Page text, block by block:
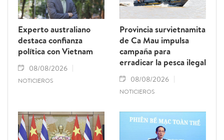
Experto australiano
destaca confianza
política con Vietnam
08/08/2026
NOTICIEROS
Provincia survietnamita
de Ca Mau impulsa
campaña para
erradicar la pesca ilegal
08/08/2026
NOTICIEROS